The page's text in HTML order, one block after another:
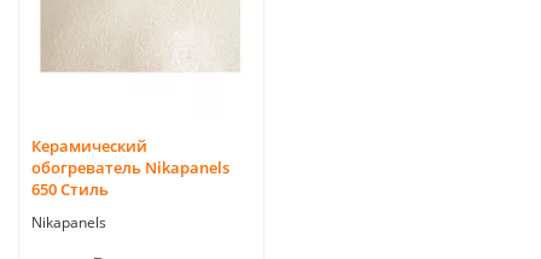
Керамический
обогреватель Nikapanels
650 Стиль
Nikapanels